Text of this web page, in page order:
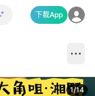
下載App
1/14